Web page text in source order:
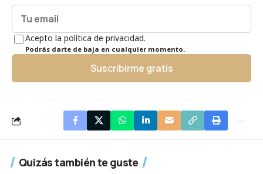
Acepto la política de privacidad.
Podrás darte de baja en cualquier momento.
Suscribirme gratis
Quizás también te guste